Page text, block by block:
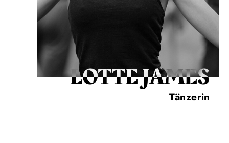
LOTTE JAMES
Tänzerin